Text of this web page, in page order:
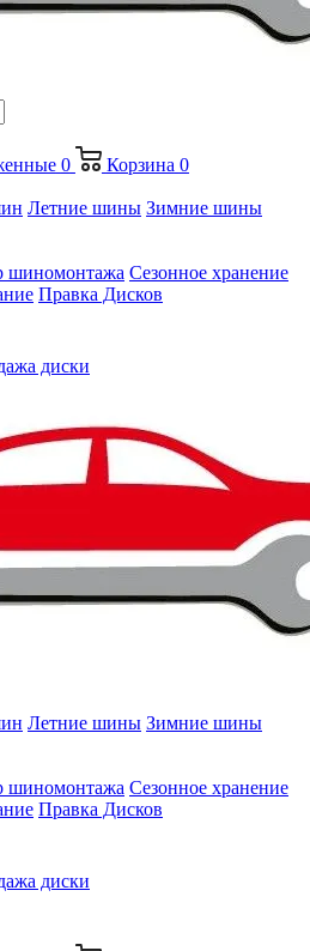
0 Корзина 0
Летние шины Зимние шины
шиномонтажа Сезонное хранение
Правка Дисков
диски
Летние шины Зимние шины
шиномонтажа Сезонное хранение
Правка Дисков
диски